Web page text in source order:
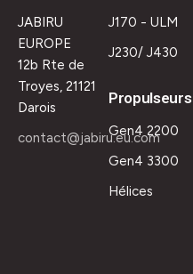
JABIRU
EUROPE
12b Rte de
Troyes, 21121
Darois
contact@jabiru.eu.com
J170 - ULM
J230/ J430
Propulseurs
Gen4 2200
Gen4 3300
Hélices